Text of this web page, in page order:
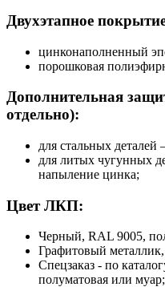
Двухэтапное
цинконаполненный
порошковая
Дополнительная
отдельно):
для стальных деталей
для литых чугунных
напыление цинка;
Цвет ЛКП:
Черный, RAL 9005,
Графитовый
Спецзаказ - по
полуматовая или муар;